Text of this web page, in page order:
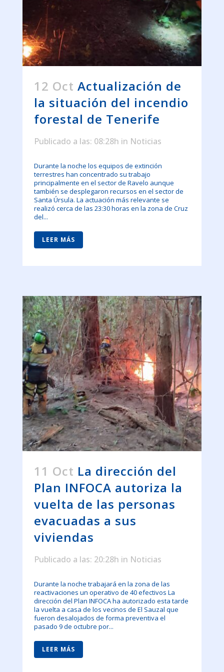
12 Oct Actualización de
la situación del incendio
forestal de Tenerife
Publicado a las: 08:28h in Noticias
Durante la noche los equipos de extinción
terrestres han concentrado su trabajo
principalmente en el sector de Ravelo aunque
también se desplegaron recursos en el sector de
Santa Úrsula. La actuación más relevante se
realizó cerca de las 23:30 horas en la zona de Cruz
del...
LEER MÁS
11 Oct La dirección del
Plan INFOCA autoriza la
vuelta de las personas
evacuadas a sus
viviendas
Publicado a las: 20:28h in Noticias
Durante la noche trabajará en la zona de las
reactivaciones un operativo de 40 efectivos La
dirección del Plan INFOCA ha autorizado esta tarde
la vuelta a casa de los vecinos de El Sauzal que
fueron desalojados de forma preventiva el
pasado 9 de octubre por...
LEER MÁS